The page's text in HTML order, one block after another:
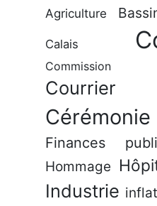
Agriculture
Calais
Commission
Courrier
Cérémonie
Finances
Hommage
Industrie